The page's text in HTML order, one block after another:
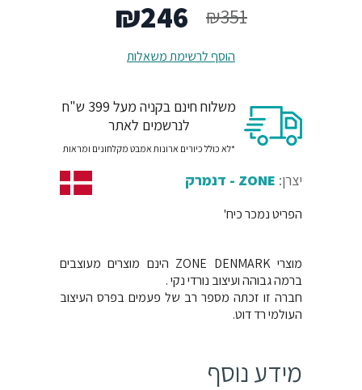
₪351
המחיר
המקורי
₪351.
₪246
₪246.
הוסף לרשימת משאלות
משלוח חינם בקניה מעל 399 ש"ח
לנרשמים לאתר
*לא כולל כיורים ארונות אמבט מקלחונים ומראות
יצרן: ZONE - דנמרק
הפריט נמכר כיח'
מוצרי ZONE DENMARK הינם מוצרים מעוצבים
ברמה גבוהה ועיצוב נורדי נקי .
חברה זו זכתה מספר רב של פעמים בפרס העיצוב
העולמי רד דוט.
מידע נוסף